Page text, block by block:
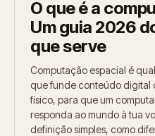
O que é a
Um guia 2026
que serve
Computação espacial é
que funde conteúdo digital
físico, para que um
responda ao mundo à tua
definição simples, como